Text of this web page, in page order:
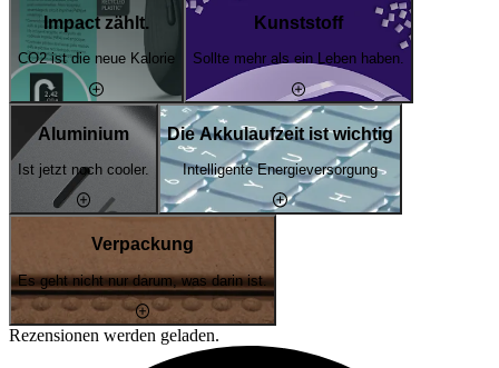
Impact zählt.
CO2 ist die neue Kalorie
Kunststoff
Sollte mehr als ein Leben haben.
Aluminium
Ist jetzt noch cooler.
Die Akkulaufzeit ist wichtig
Intelligente Energieversorgung
Verpackung
Es geht nicht nur darum, was darin ist.
Rezensionen werden geladen.